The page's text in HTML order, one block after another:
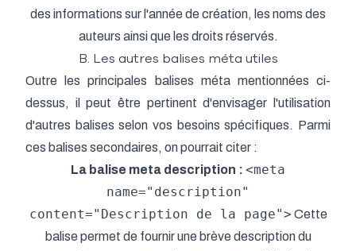
des informations sur l'année de création, les noms des
auteurs ainsi que les droits réservés.
B. Les autres balises méta utiles
Outre les principales balises méta mentionnées ci-
dessus, il peut être pertinent d'envisager l'utilisation
d'autres balises selon vos besoins spécifiques. Parmi
ces balises secondaires, on pourrait citer :
La balise meta description : <meta
name="description"
content="Description de la page"> Cette
balise permet de fournir une brève description du